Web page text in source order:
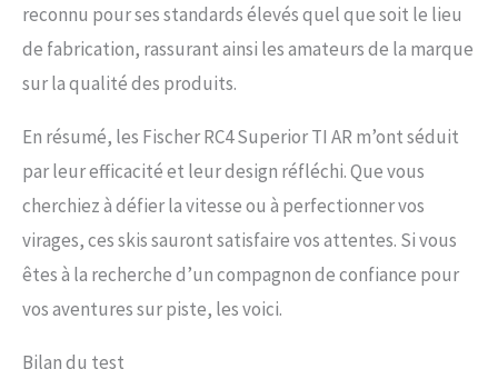
reconnu pour ses standards élevés quel que soit le lieu
de fabrication, rassurant ainsi les amateurs de la marque
sur la qualité des produits.
En résumé, les Fischer RC4 Superior TI AR m’ont séduit
par leur efficacité et leur design réfléchi. Que vous
cherchiez à défier la vitesse ou à perfectionner vos
virages, ces skis sauront satisfaire vos attentes. Si vous
êtes à la recherche d’un compagnon de confiance pour
vos aventures sur piste, les voici.
Bilan du test